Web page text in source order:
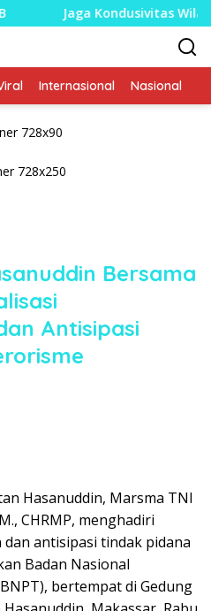
Kondusivitas Wilayah, Babinsa
Internasional Nasional
Bersama
Antisipasi
Hasanuddin, Marsma TNI
CHRMP, menghadiri
antisipasi tindak pidana
Badan Nasional
bertempat di Gedung